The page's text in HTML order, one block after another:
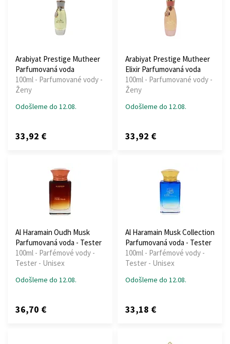
Arabiyat Prestige Mutheer
Parfumovaná voda
100ml - Parfumované vody -
Ženy
Odošleme do 12.08.
33,92 €
Arabiyat Prestige Mutheer
Elixir Parfumovaná voda
100ml - Parfumované vody -
Ženy
Odošleme do 12.08.
33,92 €
Al Haramain Oudh Musk
Parfumovaná voda - Tester
100ml - Parfémové vody -
Tester - Unisex
Odošleme do 12.08.
36,70 €
Al Haramain Musk Collection
Parfumovaná voda - Tester
100ml - Parfémové vody -
Tester - Unisex
Odošleme do 12.08.
33,18 €